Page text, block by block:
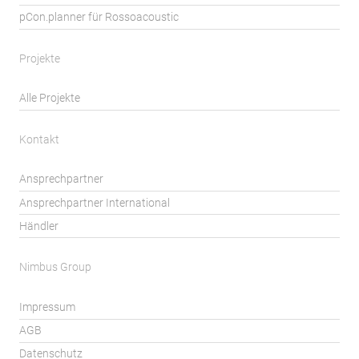
pCon.planner für Rossoacoustic
Projekte
Alle Projekte
Kontakt
Ansprechpartner
Ansprechpartner International
Händler
Nimbus Group
Impressum
AGB
Datenschutz